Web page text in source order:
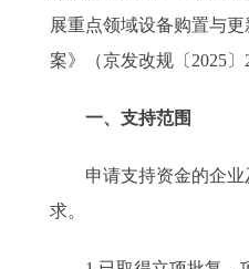
展重点领域设备购置与
案》（京发改规〔2025〕
一、支持范围
申请支持资金的企业
求。